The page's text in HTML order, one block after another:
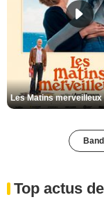
Top actus